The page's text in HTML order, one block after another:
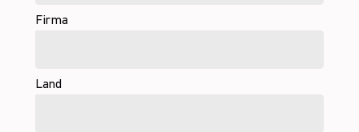
Firma
Land